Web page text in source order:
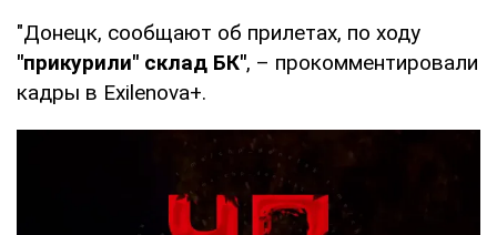
"Донецк, сообщают об прилетах, по ходу
"прикурили" склад БК", – прокомментировали
кадры в Exilenova+.